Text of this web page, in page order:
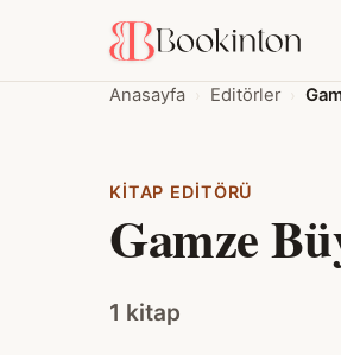
Anasayfa Editörler
KITAP EDITÖRÜ
Gamze
1 kitap